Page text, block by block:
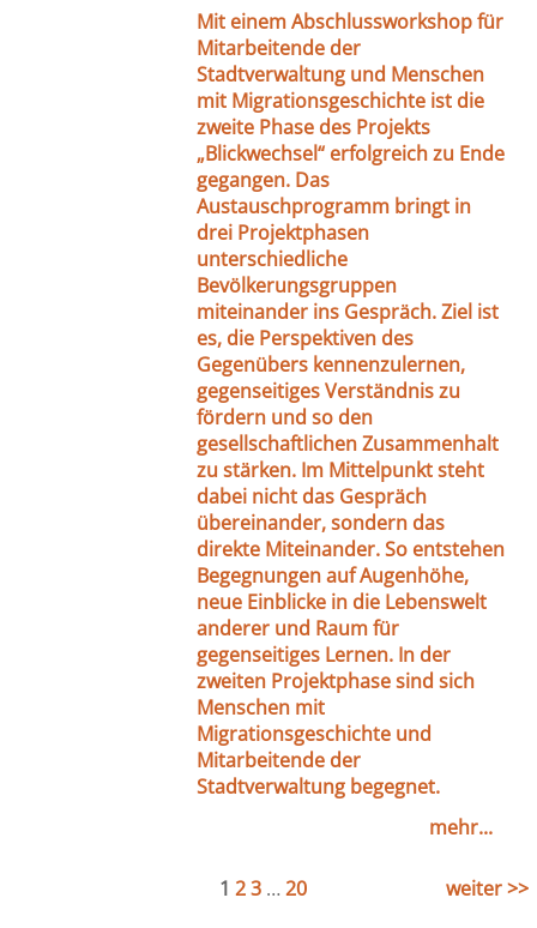
Mit einem Abschlussworkshop für
Mitarbeitende der
Stadtverwaltung und Menschen
mit Migrationsgeschichte ist die
zweite Phase des Projekts
„Blickwechsel“ erfolgreich zu Ende
gegangen. Das
Austauschprogramm bringt in
drei Projektphasen
unterschiedliche
Bevölkerungsgruppen
miteinander ins Gespräch. Ziel ist
es, die Perspektiven des
Gegenübers kennenzulernen,
gegenseitiges Verständnis zu
fördern und so den
gesellschaftlichen Zusammenhalt
zu stärken. Im Mittelpunkt steht
dabei nicht das Gespräch
übereinander, sondern das
direkte Miteinander. So entstehen
Begegnungen auf Augenhöhe,
neue Einblicke in die Lebenswelt
anderer und Raum für
gegenseitiges Lernen. In der
zweiten Projektphase sind sich
Menschen mit
Migrationsgeschichte und
Mitarbeitende der
Stadtverwaltung begegnet.
mehr...
1 23 …20 weiter >>